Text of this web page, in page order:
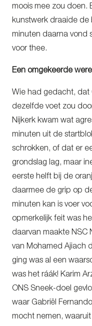
moois mee zou doen.
kunstwerk draaide de
minuten daarna vond
voor thee.
Een omgekeerde
Wie had gedacht, dat
dezelfde voet zou
Nijkerk kwam wat
minuten uit de
schrokken, of dat er
grondslag lag, maar
eerste helft bij de
daarmee de grip op
minuten kan is voer
opmerkelijk feit was
daarvan maakte NSC
van Mohamed Ajiach
ging was al een
was het ráák! Karim
ONS Sneek-doel
waar Gabriël
mocht nemen,